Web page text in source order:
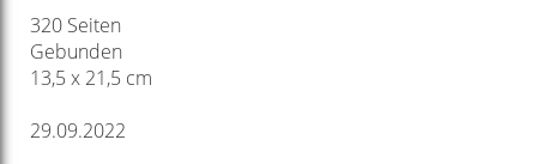
320 Seiten
Gebunden
13,5 x 21,5 cm
29.09.2022